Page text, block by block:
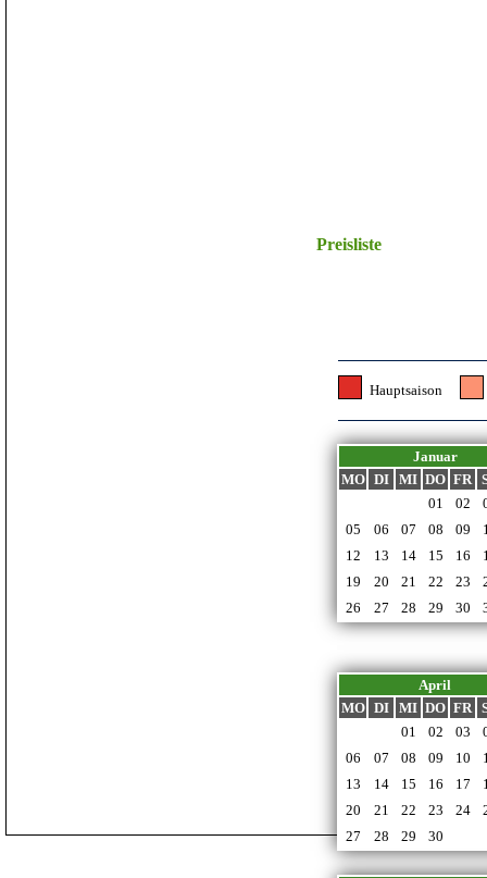
Preisliste
Hauptsaison
Januar
MO DI MI DO FR
01 02
05
06 07 08 09
12
13 14 15 16
19
20 21 22 23
26
27 28 29 30
April
MO DI MI DO FR
01 02 03
06
07 08 09 10
13
14 15 16 17
20
21 22 23 24
27
28 29 30